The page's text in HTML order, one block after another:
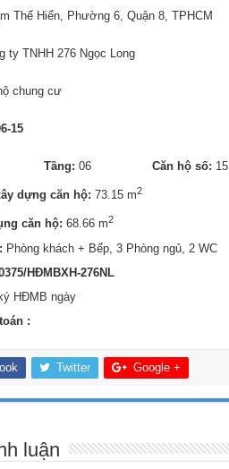
Thế Hiển, Phường 6, Quận 8, TPHCM
ty TNHH 276 Ngọc Long
chung cư
15
Tầng: 06 Căn hộ số: 15
dựng căn hộ: 73.15 m2
căn hộ: 68.66 m2
Phòng khách + Bếp, 3 Phòng ngủ, 2 WC
HĐMBXH-276NL
HĐMB ngày
:
Twitter Google +
luận